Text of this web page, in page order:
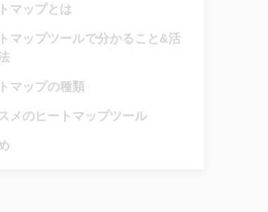
マップとは
マップツールで分かること&活
マップの種類
メのヒートマップツール